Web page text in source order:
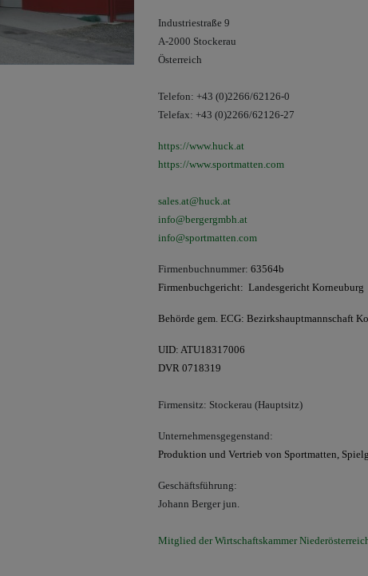
Industriestraße 9
A-2000 Stockerau
Österreich
Telefon: +43 (0)2266/62126-0
Telefax: +43 (0)2266/62126-27
https://www.huck.at
https://www.sportmatten.com
sales.at@huck.at
info@bergergmbh.at
info@sportmatten.com
Firmenbuchnummer: 63564b
Firmenbuchgericht: Landesgericht Korneuburg
Behörde gem. ECG: Bezirkshauptmannschaft
UID: ATU18317006
DVR 0718319
Firmensitz: Stockerau (Hauptsitz)
Unternehmensgegenstand:
Produktion und Vertrieb von Sportmatten,
Geschäftsführung:
Johann Berger jun.
Mitglied der Wirtschaftskammer